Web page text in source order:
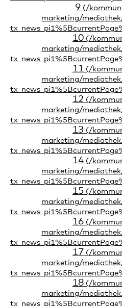
9
10
11
12
13
14
15
16
17
18